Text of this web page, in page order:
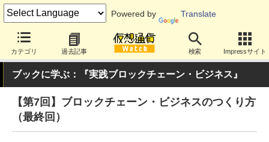
Powered by Translate
カテゴリ 過去記事 検索 Impressサイト
ブックに学ぶ：『実践ブロックチェーン・ビジネス』
【第7回】ブロックチェーン・ビジネスのつくり方
（最終回）